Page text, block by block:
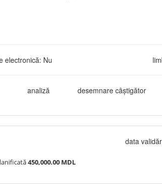
electronică: Nu
analiză desemnare câștigător
data
450,000.00 MDL